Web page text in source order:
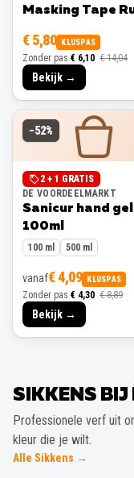
Masking Tape
€ 5,80 KLUSPAS
Zonder pas € 6,10 € 14,04
Bekijk →
−52%
2 + 1 GRATIS
DE VOORDEELMARKT
Sanicur hand gel
100ml
100 ml 500 ml
vanaf€ 4,09 KLUSPAS
Zonder pas € 4,30 € 8,89
Bekijk →
SIKKENS
Professionele verf uit
kleur die je wilt.
Alle Sikkens →